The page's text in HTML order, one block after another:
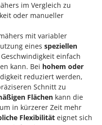
im Vergleich zu
oder manueller
mit variabler
eines speziellen
einfach
kann. Bei hohem oder
reduziert werden,
Schnitt zu
Flächen kann die
in kürzerer Zeit mehr
Flexibilität eignet sich